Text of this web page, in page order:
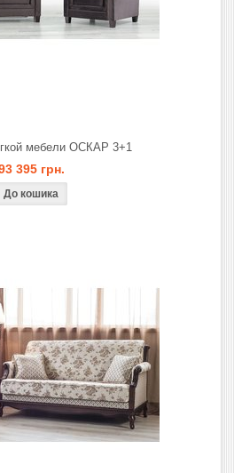
мебели ОСКАР 3+1
395 грн.